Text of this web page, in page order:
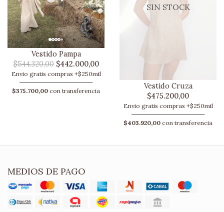
Vestido Pampa
$544.320,00$442.000,00
Envio gratis compras +$250mil
$375.700,00 con transferencia
SIN STOCK
Vestido Cruza
$475.200,00
Envio gratis compras +$250mil
$403.920,00 con transferencia
MEDIOS DE PAGO